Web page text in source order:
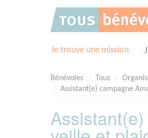
Je trouve une mission
Bénévoles Tous
Assistant(e) campagne